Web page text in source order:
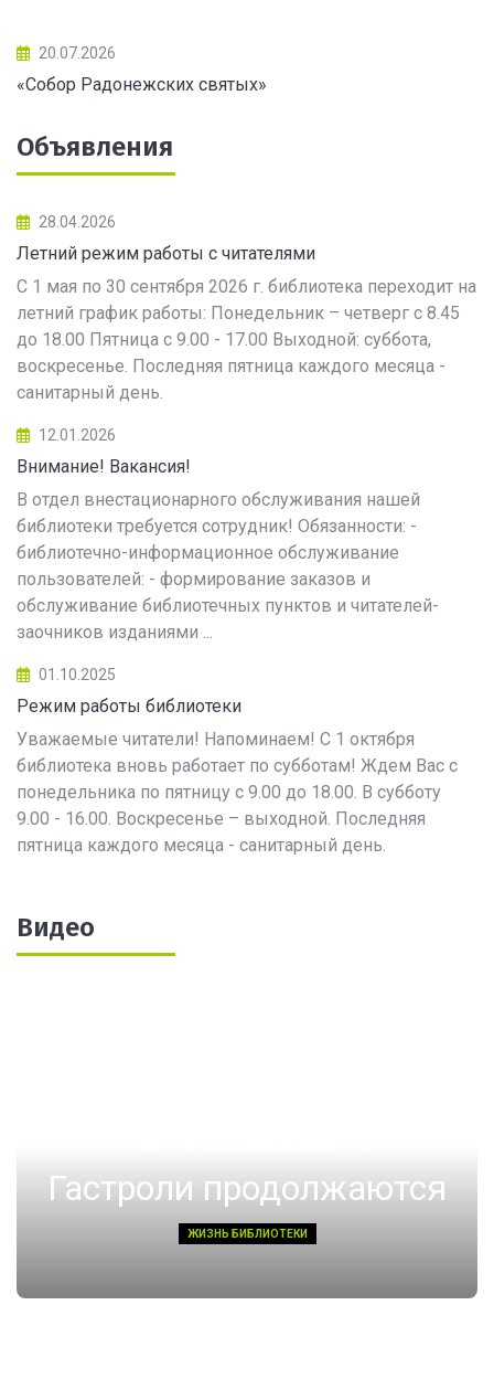
20.07.2026
«Собор Радонежских святых»
Объявления
28.04.2026
Летний режим работы с читателями
С 1 мая по 30 сентября 2026 г. библиотека переходит на
летний график работы: Понедельник – четверг с 8.45
до 18.00 Пятница с 9.00 - 17.00 Выходной: суббота,
воскресенье. Последняя пятница каждого месяца -
санитарный день.
12.01.2026
Внимание! Вакансия!
В отдел внестационарного обслуживания нашей
библиотеки требуется сотрудник! Обязанности: -
библиотечно-информационное обслуживание
пользователей: - формирование заказов и
обслуживание библиотечных пунктов и читателей-
заочников изданиями ...
01.10.2025
Режим работы библиотеки
Уважаемые читатели! Напоминаем! С 1 октября
библиотека вновь работает по субботам! Ждем Вас с
понедельника по пятницу с 9.00 до 18.00. В субботу
9.00 - 16.00. Воскресенье – выходной. Последняя
пятница каждого месяца - санитарный день.
Видео
Гастроли продолжаются
ЖИЗНЬ БИБЛИОТЕКИ